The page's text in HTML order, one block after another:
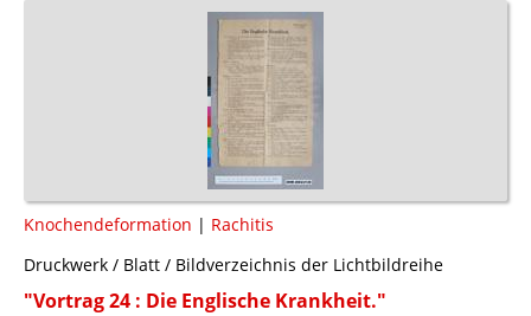
Knochendeformation | Rachitis
Druckwerk / Blatt / Bildverzeichnis der Lichtbildreihe
"Vortrag 24 : Die Englische Krankheit."